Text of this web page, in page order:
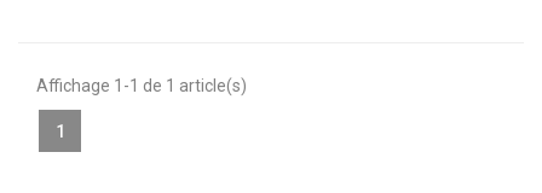
Affichage 1-1 de 1 article(s)
1